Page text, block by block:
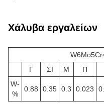
Χάλυβα εργαλείων
Γ
ΣΙ Μ Π
W-
%
0.88 0.35 0.3 0.023